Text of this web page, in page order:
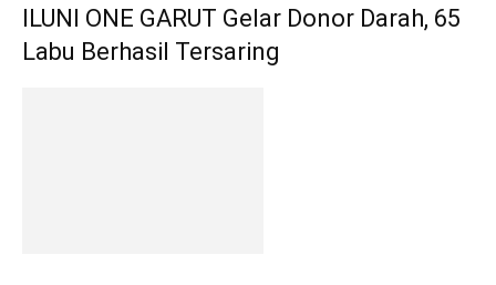
ILUNI ONE GARUT Gelar Donor Darah, 65
Labu Berhasil Tersaring